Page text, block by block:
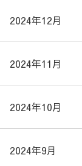
2024年12月
2024年11月
2024年10月
2024年9月